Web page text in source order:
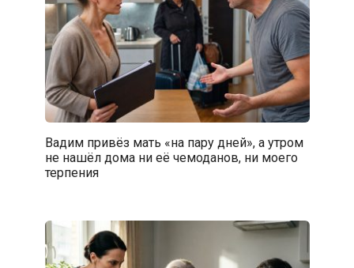
Вадим привёз мать «на пару дней», а утром
не нашёл дома ни её чемоданов, ни моего
терпения